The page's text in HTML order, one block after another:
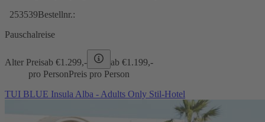
253539Bestellnr.:
Pauschalreise
Alter Preisab €1.299,- ab €1.199,-
pro PersonPreis pro Person
TUI BLUE Insula Alba - Adults Only Stil-Hotel